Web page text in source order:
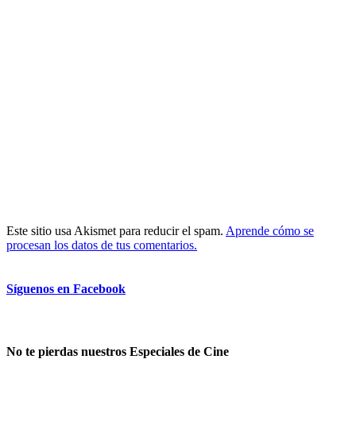
Este sitio usa Akismet para reducir el spam. Aprende cómo se
procesan los datos de tus comentarios.
Síguenos en Facebook
No te pierdas nuestros Especiales de Cine